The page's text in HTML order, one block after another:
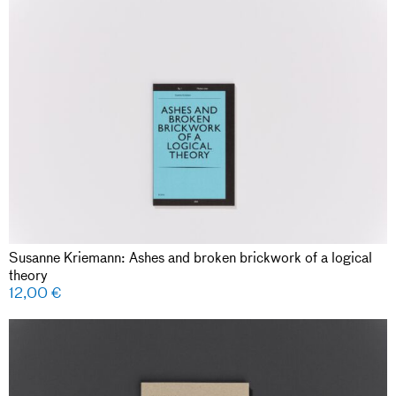
Susanne Kriemann: Ashes and broken brickwork of a logical
theory
12,00€